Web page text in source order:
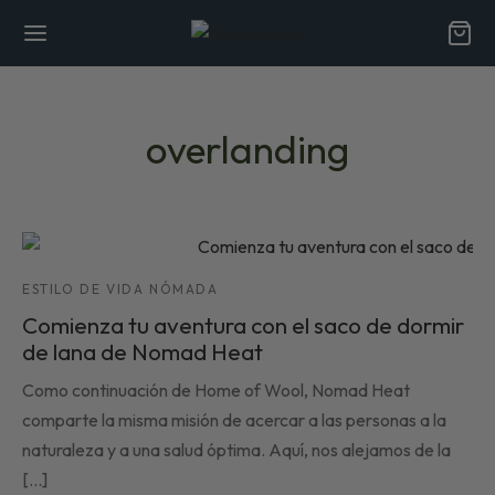
overlanding
ESTILO DE VIDA NÓMADA
Comienza tu aventura con el saco de dormir
de lana de Nomad Heat
Como continuación de Home of Wool, Nomad Heat
comparte la misma misión de acercar a las personas a la
naturaleza y a una salud óptima. Aquí, nos alejamos de la
[...]
Back
somos
de las fibras naturales
Back